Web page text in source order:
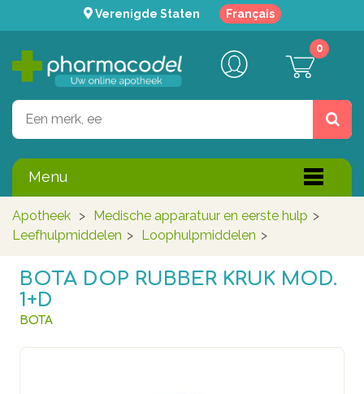
Verenigde Staten Français
0
Menu
Apotheek > Medische apparatuur en eerste hulp >
Leefhulpmiddelen > Loophulpmiddelen >
BOTA DOP RUBBER KRUK MOD.
1+D
BOTA